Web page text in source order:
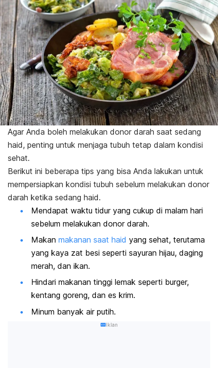
Agar Anda boleh melakukan donor darah saat sedang
haid, penting untuk menjaga tubuh tetap dalam kondisi
sehat.
Berikut ini beberapa tips yang bisa Anda lakukan untuk
mempersiapkan kondisi tubuh sebelum melakukan donor
darah ketika sedang haid.
Mendapat waktu tidur yang cukup di malam hari
sebelum melakukan donor darah.
Makan makanan saat haid yang sehat, terutama
yang kaya zat besi seperti sayuran hijau, daging
merah, dan ikan.
Hindari makanan tinggi lemak seperti burger,
kentang goreng, dan es krim.
Minum banyak air putih.
Iklan